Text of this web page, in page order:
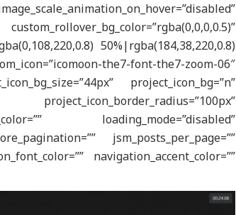
50%|rgba(184,38,220,0.8)
the7-font-the7-zoom-06″
project_icon_bg=”n”
loading_mode=”disabled”
jsm_posts_per_page=””
navigation_accent_color=””